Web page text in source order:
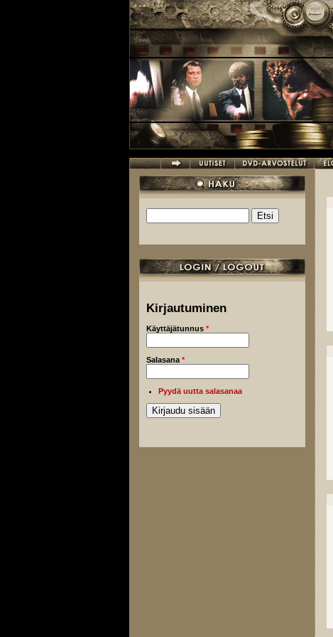
Hakulomake
Kirjautuminen
Käyttäjätunnus *
Salasana *
Pyydä uutta salasanaa